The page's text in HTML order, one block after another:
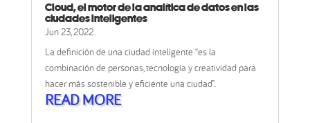
Cloud, el motor de la analítica de datos en las
ciudades Inteligentes
Jun 23, 2022
La definición de una ciudad inteligente “es la
combinación de personas, tecnología y creatividad para
hacer más sostenible y eficiente una ciudad”.
READ MORE